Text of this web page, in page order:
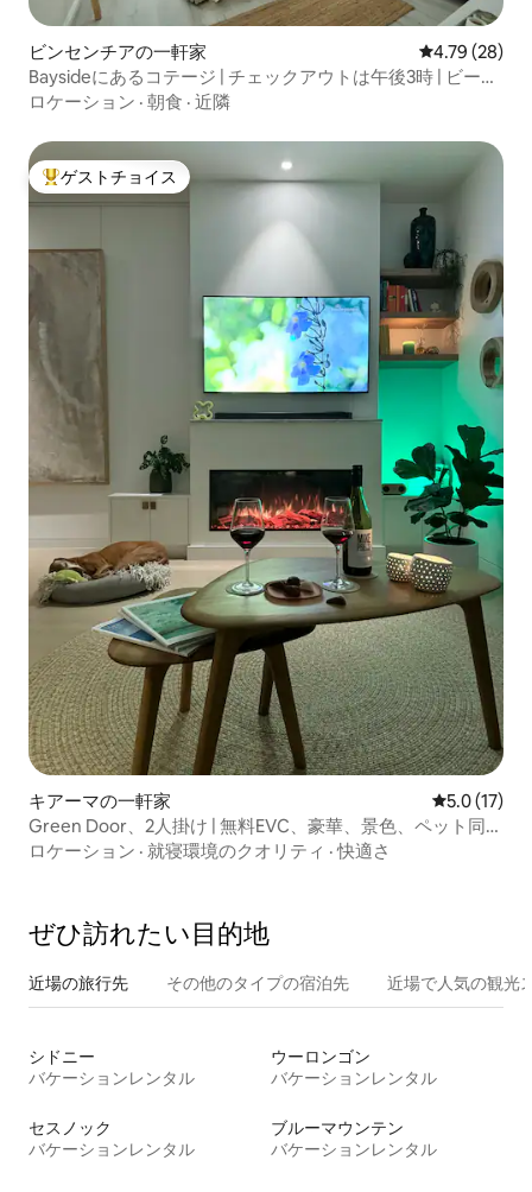
ビンセンチアの一軒家 レビュー28
4.79 (28)
Baysideにあるコテージ | チェックアウトは午後3時 | ビーチ
フロント
ロケーション · 朝食 · 近隣
大好評のゲストチョイスです。
ゲストチョイス
キアーマの一軒家 レビュー17
5.0 (17)
Green Door、2人掛け | 無料EVC、豪華、景色、ペット同伴
可
ロケーション · 就寝環境のクオリティ ·快適さ
ぜひ訪⁠れ⁠た⁠い目⁠的⁠地
近場の旅行先 その他のタ⁠イ⁠プ⁠の宿⁠泊⁠先 近場で人気の観光
シドニー
バケーションレンタル
ウーロンゴン
バケーションレンタル
セスノック
バケーションレンタル
ブルーマウンテン
バケーションレンタル